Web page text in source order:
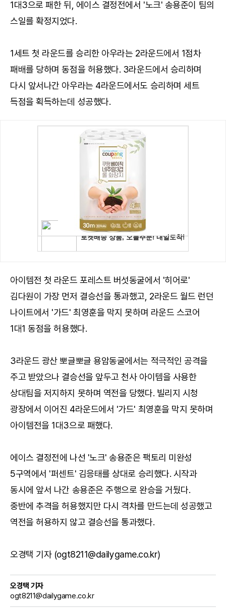
1대3으로 패한 뒤, 에이스 결정전에서 '노크' 송용준이 팀의
스일를 확정지었다.
1세트 첫 라운드를 승리한 아우라는 2라운드에서 1점차
패배를 당하며 동점을 허용했다. 3라운드에서 승리하며
다시 앞서나간 아우라는 4라운드에서도 승리하며 세트
득점을 획득하는데 성공했다.
아이템전 첫 라운드 포레스트 버섯동굴에서 '히어로'
김다원이 가장 먼저 결승선을 통과했고, 2라운드 월드 런던
나이트에서 '가드' 최영훈을 막지 못하며 라운드 스코어
1대1 동점을 허용했다.
3라운드 광산 뽀글뽀글 용암동굴에서는 적극적인 공격을
주고 받았으나 결승선을 앞두고 천사 아이템을 사용한
상대팀을 저지하지 못하며 역전을 당했다. 빌리지 시청
광장에서 이어진 4라운드에서 '가드' 최영훈을 막지 못하며
아이템전을 1대3으로 패했다.
에이스 결정전에 나선 '노크' 송용준은 팩토리 미완성
5구역에서 '퍼센트' 김응태를 상대로 승리했다. 시작과
동시에 앞서 나간 송용준은 주행으로 완승을 거뒀다.
중반에 추격을 허용했지만 다시 격차를 만드는데 성공했고
역전을 허용하지 않고 결승선을 통과했다.
오경택 기자 (ogt8211@dailygame.co.kr)
오경택 기자
ogt8211@dailygame.co.kr